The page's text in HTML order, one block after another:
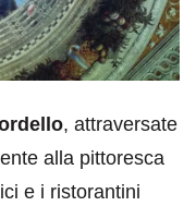
, attraversate
alla pittoresca
e i ristorantini